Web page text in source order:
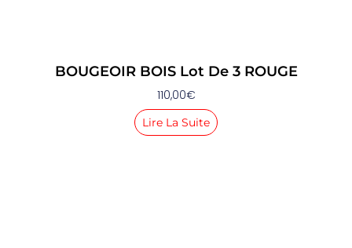
BOUGEOIR BOIS Lot De 3 ROUGE
110,00€
Lire La Suite